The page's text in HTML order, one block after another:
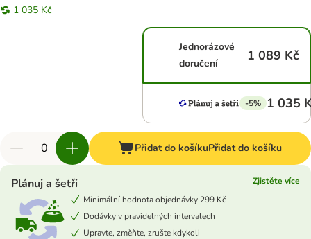
1 035 Kč
Jednorázové
doručení
1 089 Kč
-5% 1 035
Přidat do košíkuPřidat do košíku
Plánuj a šetři
Zjistěte více
Minimální hodnota objednávky 299 Kč
Dodávky v pravidelných intervalech
Upravte, změňte, zrušte kdykoli